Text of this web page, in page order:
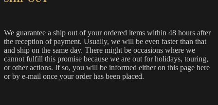
We guarantee a ship out of your ordered items within 48 hours after
the reception of payment. Usually, we will be even faster than that
and ship on the same day. There might be occasions where we
cannot fulfill this promise because we are out for holidays, touring,
or other actions. If so, you will be informed either on this page here
or by e-mail once your order has been placed.